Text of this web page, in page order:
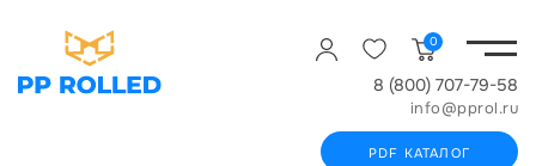
0
8 (800) 707-79-58
info@pprol.ru
PDF КАТАЛОГ